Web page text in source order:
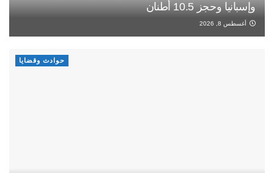
وإسبانيا وحجز 10.5 أطنان
أغسطس 8, 2026
حوادث وقضايا